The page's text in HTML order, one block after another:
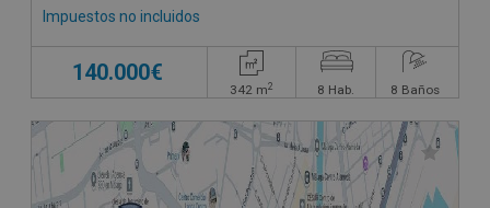
Impuestos no incluidos
140.000€
342 m2 8 Hab. 8 Baños